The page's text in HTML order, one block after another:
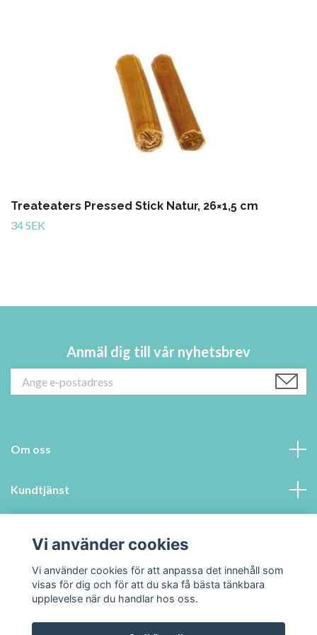
Treateaters Pressed Stick Natur, 26×1,5 cm
34 SEK
Anmäl dig till vår nyhetsbrev
Om oss
Kundtjänst
Sociala medier
Vi använder cookies
Vi använder cookies för att anpassa det innehåll som
visas för dig och för att du ska få bästa tänkbara
upplevelse när du handlar hos oss.